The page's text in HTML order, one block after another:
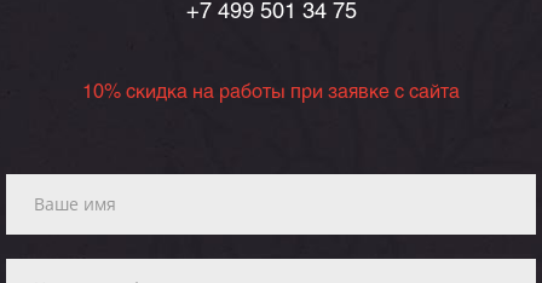
+7 499 501 34 75
10% скидка на работы при заявке с сайта